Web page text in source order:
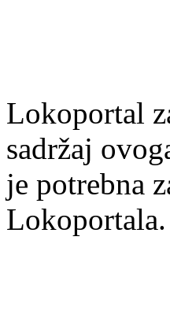
Lokoportal
sadržaj
je potrebna
Lokoportala.